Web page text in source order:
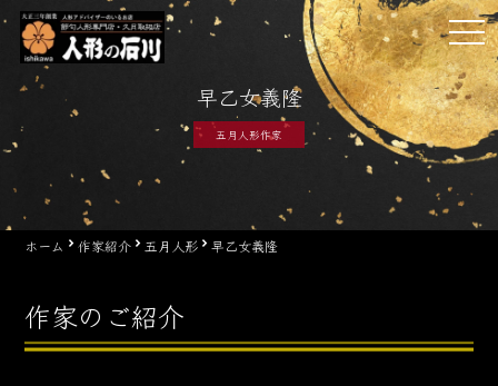
Skip
content
早乙女義隆
五月人形作家
ホーム 作家紹介 五月人形 早乙女義隆
作家のご紹介